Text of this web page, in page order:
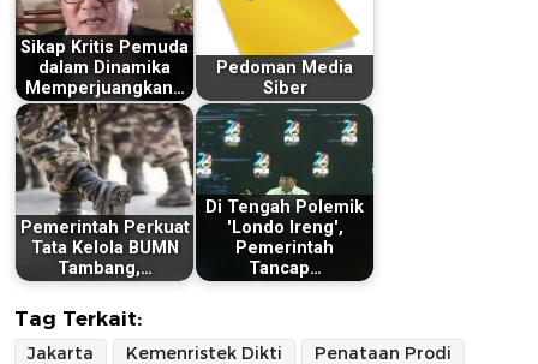
Sikap Kritis Pemuda
dalam Dinamika
Memperjuangkan…
Pedoman Media
Siber
Pemerintah Perkuat
Tata Kelola BUMN
Tambang,…
Di Tengah Polemik
'Londo Ireng',
Pemerintah
Tancap…
Tag Terkait:
Jakarta Kemenristek Dikti Penataan Prodi